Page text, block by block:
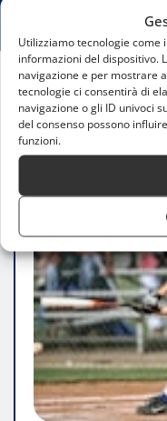
Utilizziamo tecnologie come
informazioni del dispositivo.
navigazione e per mostrare
tecnologie ci consentirà di
navigazione o gli ID univoci
del consenso possono
funzioni.
Home
Tornei e
sport e divertimento